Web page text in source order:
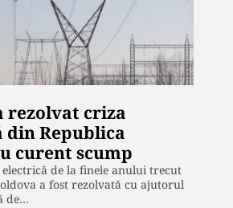
rezolvat criza
din Republica
curent scump
electrică de la finele anului trecut
a fost rezolvată cu ajutorul
de…